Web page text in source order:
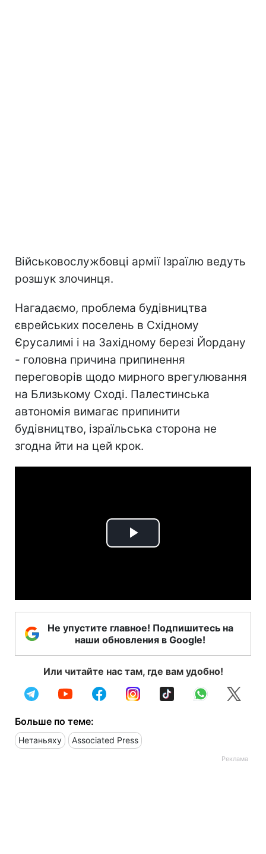
Військовослужбовці армії Ізраїлю ведуть
розшук злочинця.
Нагадаємо, проблема будівництва
єврейських поселень в Східному
Єрусалимі і на Західному березі Йордану
- головна причина припинення
переговорів щодо мирного врегулювання
на Близькому Сході. Палестинська
автономія вимагає припинити
будівництво, ізраїльська сторона не
згодна йти на цей крок.
Play
Не упустите главное! Подпишитесь на
наши обновления в Google!
Или читайте нас там, где вам удобно!
Больше по теме:
Нетаньяху Associated Press